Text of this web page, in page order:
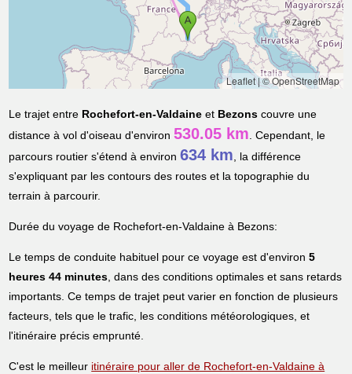
Leaflet|© OpenStreetMap
Le trajet entre Rochefort-en-Valdaine et Bezons couvre une
distance à vol d'oiseau d'environ530.05 km. Cependant, le
parcours routier s'étend à environ634 km, la différence
s'expliquant par les contours des routes et la topographie du
terrain à parcourir.
Durée du voyage de Rochefort-en-Valdaine à Bezons:
Le temps de conduite habituel pour ce voyage est d'environ5
heures 44 minutes, dans des conditions optimales et sans retards
importants. Ce temps de trajet peut varier en fonction de plusieurs
facteurs, tels que le trafic, les conditions météorologiques, et
l'itinéraire précis emprunté.
C'est le meilleur itinéraire pour aller de Rochefort-en-Valdaine à